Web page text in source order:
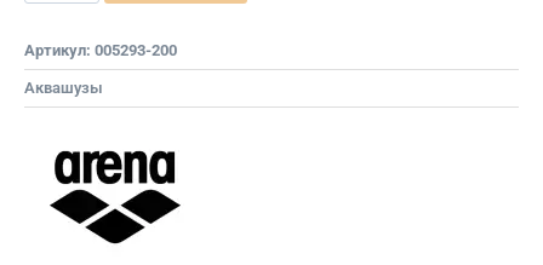
Артикул: 005293-200
Аквашузы